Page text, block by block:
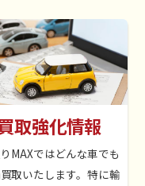
ージにてご予約
日時に、ご予約
取強化情報
MAXではどんな車でも
取いたします。特に輸